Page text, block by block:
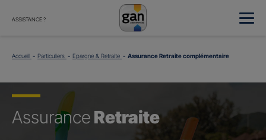
ASSISTANCE ?
Accueil Particuliers Epargne & Retraite Assurance Retraite complémentaire
Assurance Retraite